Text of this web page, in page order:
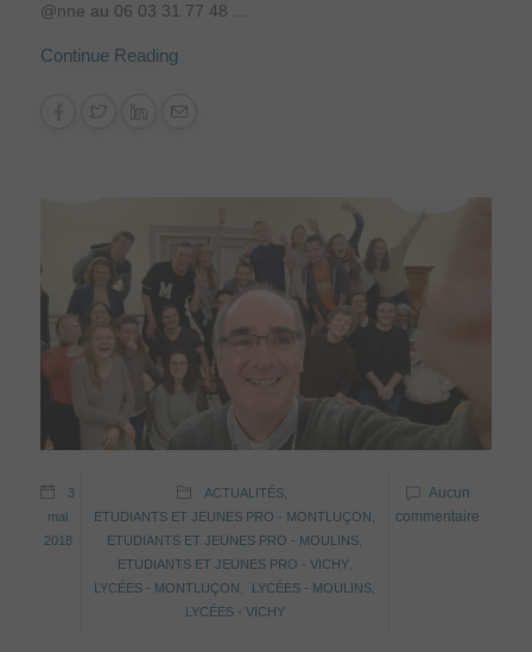
@nne au 06 03 31 77 48 ...
Continue Reading
3
mai
2018
ACTUALITÉS
ETUDIANTS ET JEUNES PRO - MONTLUÇON
ETUDIANTS ET JEUNES PRO - MOULINS
ETUDIANTS ET JEUNES PRO - VICHY,
LYCÉES - MONTLUÇON
LYCÉES - MOULINS
LYCÉES - VICHY
Aucun
commentaire